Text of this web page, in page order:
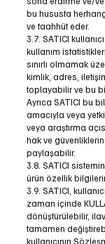
bu hususta
ve taahhüt eder.
3.7. SATICI
kullanım
sınırlı olmamak
kimlik, adres,
toplayabilir ve bu
Ayrıca SATICI bu
amacıyla veya
veya araştırma
hak ve
paylaşabilir.
3.8. SATICI
ürün özellik
3.9. SATICI,
zaman içinde
dönüştürülebilir,
tamamen
kullanıcının